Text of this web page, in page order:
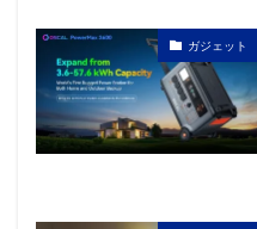
ガジェット